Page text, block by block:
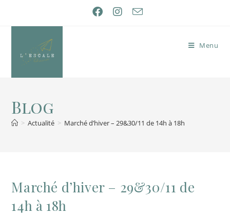
Menu
Blog
> Actualité > Marché d’hiver – 29&30/11 de 14h à 18h
Marché d’hiver – 29&30/11 de
14h à 18h